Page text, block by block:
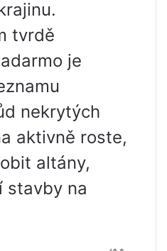
tvrdě
je
nekrytých
aktivně roste,
altány,
stavby na